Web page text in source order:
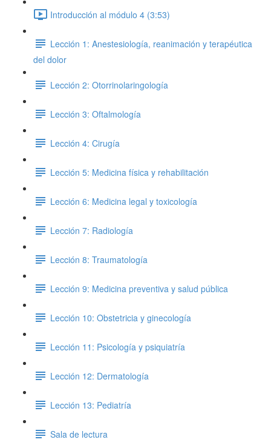
Introducción al módulo 4 (3:53)
Lección 1: Anestesiología, reanimación y terapéutica
del dolor
Lección 2: Otorrinolaringología
Lección 3: Oftalmología
Lección 4: Cirugía
Lección 5: Medicina física y rehabilitación
Lección 6: Medicina legal y toxicología
Lección 7: Radiología
Lección 8: Traumatología
Lección 9: Medicina preventiva y salud pública
Lección 10: Obstetricia y ginecología
Lección 11: Psicología y psiquiatría
Lección 12: Dermatología
Lección 13: Pediatría
Sala de lectura